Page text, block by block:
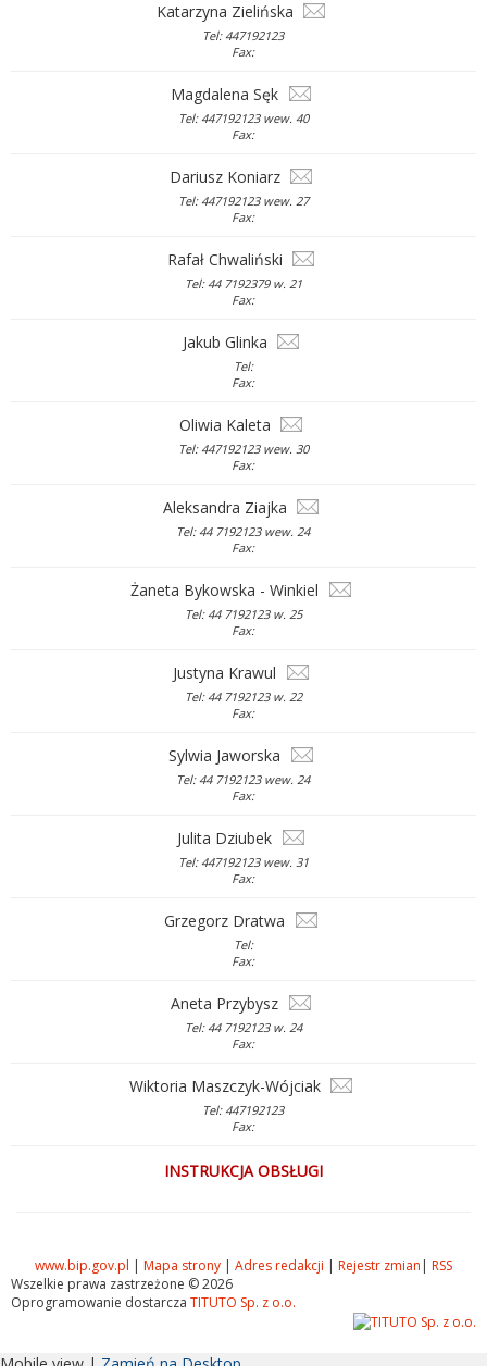
Katarzyna Zielińska
Tel: 447192123
Fax:
Magdalena Sęk
Tel: 447192123 wew. 40
Fax:
Dariusz Koniarz
Tel: 447192123 wew. 27
Fax:
Rafał Chwaliński
Tel: 44 7192379 w. 21
Fax:
Jakub Glinka
Tel:
Fax:
Oliwia Kaleta
Tel: 447192123 wew. 30
Fax:
Aleksandra Ziajka
Tel: 44 7192123 wew. 24
Fax:
Żaneta Bykowska - Winkiel
Tel: 44 7192123 w. 25
Fax:
Justyna Krawul
Tel: 44 7192123 w. 22
Fax:
Sylwia Jaworska
Tel: 44 7192123 wew. 24
Fax:
Julita Dziubek
Tel: 447192123 wew. 31
Fax:
Grzegorz Dratwa
Tel:
Fax:
Aneta Przybysz
Tel: 44 7192123 w. 24
Fax:
Wiktoria Maszczyk-Wójciak
Tel: 447192123
Fax:
INSTRUKCJA OBSŁUGI
www.bip.gov.pl | Mapa strony | Adres redakcji | Rejestr zmian | RSS
Wszelkie prawa zastrzeżone © 2026
Oprogramowanie dostarcza TITUTO Sp. z o.o.